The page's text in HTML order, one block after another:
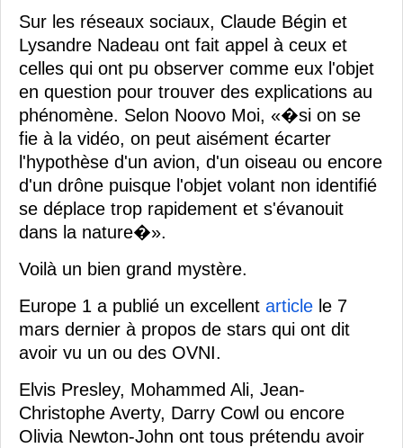
Sur les réseaux sociaux, Claude Bégin et
Lysandre Nadeau ont fait appel à ceux et
celles qui ont pu observer comme eux l'objet
en question pour trouver des explications au
phénomène. Selon Noovo Moi, «�si on se
fie à la vidéo, on peut aisément écarter
l'hypothèse d'un avion, d'un oiseau ou encore
d'un drône puisque l'objet volant non identifié
se déplace trop rapidement et s'évanouit
dans la nature�».
Voilà un bien grand mystère.
Europe 1 a publié un excellent article le 7
mars dernier à propos de stars qui ont dit
avoir vu un ou des OVNI.
Elvis Presley, Mohammed Ali, Jean-
Christophe Averty, Darry Cowl ou encore
Olivia Newton-John ont tous prétendu avoir